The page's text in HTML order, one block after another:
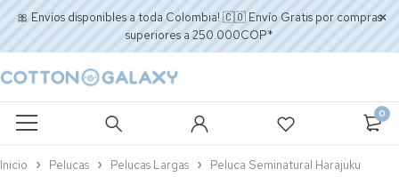
🎀 Envíos disponibles a toda Colombia! 🇨🇴 Envío Gratis por compras
superiores a 250.000COP*
0
Inicio Pelucas Pelucas Largas
Peluca Seminatural Harajuku